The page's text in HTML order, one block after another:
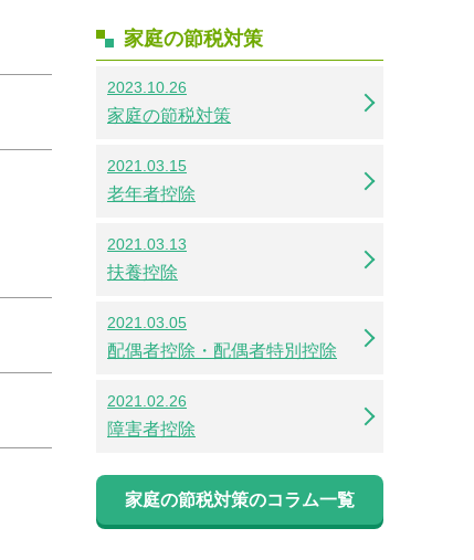
家庭の節税対策
2023.10.26
家庭の節税対策
2021.03.15
老年者控除
2021.03.13
扶養控除
2021.03.05
配偶者控除・配偶者特別控除
2021.02.26
障害者控除
家庭の節税対策のコラム一覧